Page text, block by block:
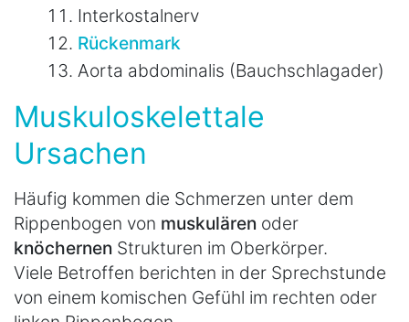
Interkostalnerv
Rückenmark
Aorta abdominalis (Bauchschlagader)
Muskuloskelettale
Ursachen
Häufig kommen die Schmerzen unter dem
Rippenbogen von muskulären oder
knöchernen Strukturen im Oberkörper.
Viele Betroffen berichten in der Sprechstunde
von einem komischen Gefühl im rechten oder